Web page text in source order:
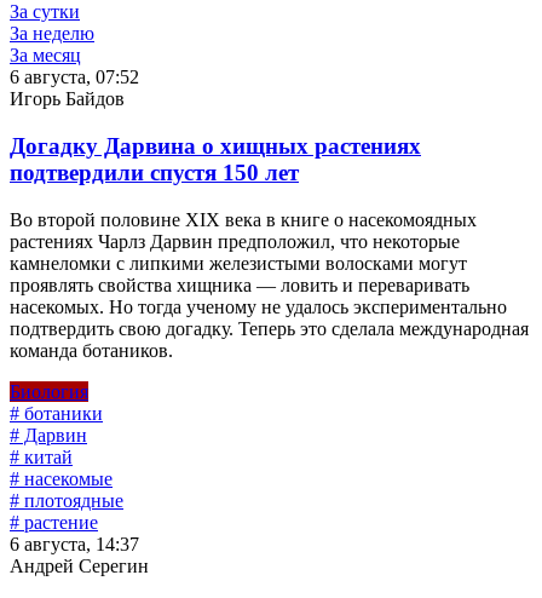
За сутки
За неделю
За месяц
6 августа, 07:52
Игорь Байдов
Догадку Дарвина о хищных растениях
подтвердили спустя 150 лет
Во второй половине XIX века в книге о насекомоядных
растениях Чарлз Дарвин предположил, что некоторые
камнеломки с липкими железистыми волосками могут
проявлять свойства хищника — ловить и переваривать
насекомых. Но тогда ученому не удалось экспериментально
подтвердить свою догадку. Теперь это сделала международная
команда ботаников.
Биология
# ботаники
# Дарвин
# китай
# насекомые
# плотоядные
# растение
6 августа, 14:37
Андрей Серегин